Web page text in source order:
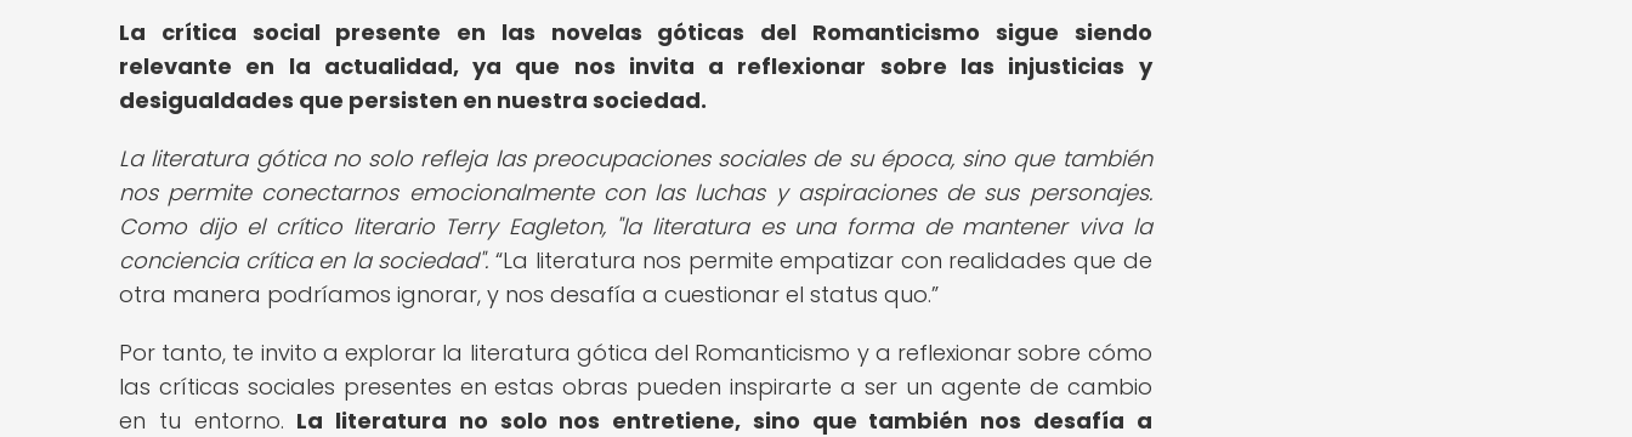
La crítica social presente en las novelas góticas del Romanticismo sigue siendo
relevante en la actualidad, ya que nos invita a reflexionar sobre las injusticias y
desigualdades que persisten en nuestra sociedad.
La literatura gótica no solo refleja las preocupaciones sociales de su época, sino que también
nos permite conectarnos emocionalmente con las luchas y aspiraciones de sus personajes.
Como dijo el crítico literario Terry Eagleton, "la literatura es una forma de mantener viva la
conciencia crítica en la sociedad". La literatura nos permite empatizar con realidades que de
otra manera podríamos ignorar, y nos desafía a cuestionar el status quo.
Por tanto, te invito a explorar la literatura gótica del Romanticismo y a reflexionar sobre cómo
las críticas sociales presentes en estas obras pueden inspirarte a ser un agente de cambio
en tu entorno. La literatura no solo nos entretiene, sino que también nos desafía a